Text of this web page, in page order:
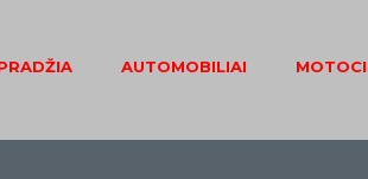
AUTOMOBILIAI